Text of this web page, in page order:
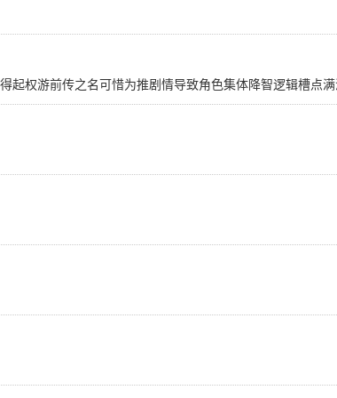
起权游前传之名可惜为推剧情导致角色集体降智逻辑槽点